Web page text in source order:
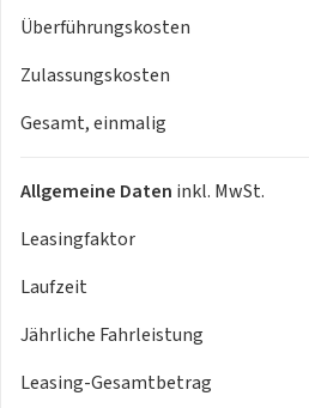
Parking Assistant Professional
Driving Assistant Professional
Garagentoröffner, integriert
Gepäckraumpaket
Fahrgestellnummer von aussen
Wärmekomfort Paket vorne
hochglänzend
22" M LMR Doppelspeiche 742 M
M Dachreling Hochglanz Shadow
BMW Live Cockpit Professional
Überführungskosten
Zulassungskosten
Gesamt, einmalig
Allgemeine Daten inkl. MwSt.
Leasingfaktor
Laufzeit
Jährliche Fahrleistung
Leasing-Gesamtbetrag